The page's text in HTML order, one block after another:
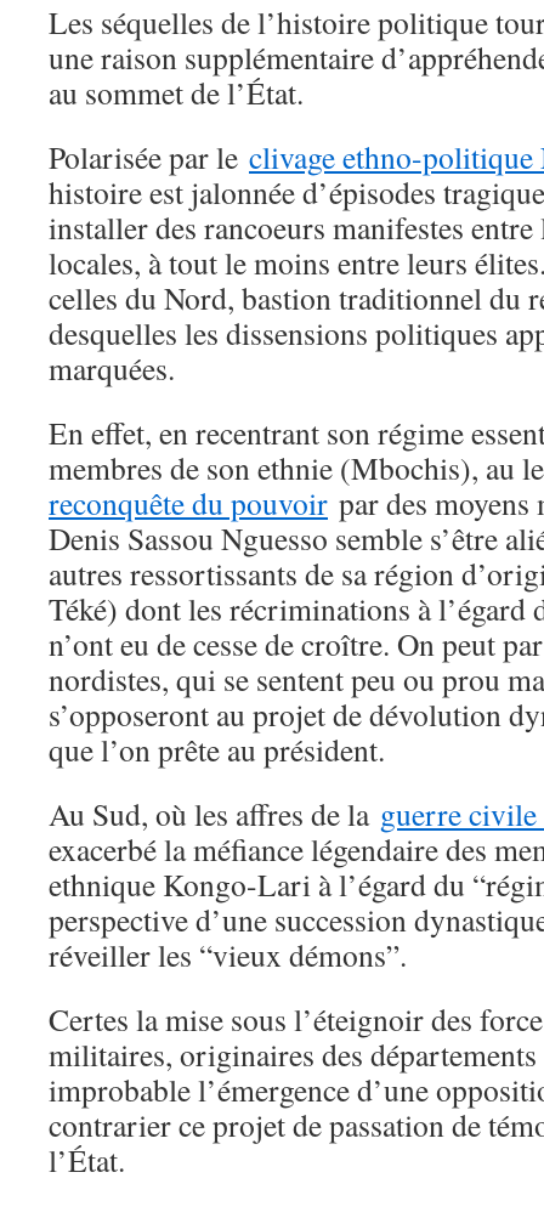
Les séquelles de l’histoire politique
une raison supplémentaire
au sommet de l’État.
Polarisée par le clivage ethno-politique
histoire est jalonnée d’épisodes
installer des rancoeurs manifestes
locales, à tout le moins entre leurs
celles du Nord, bastion traditionnel du
desquelles les dissensions politiques
marquées.
En effet, en recentrant son régime
membres de son ethnie (Mbochis), au
reconquête du pouvoir par des
Denis Sassou Nguesso semble s’être
autres ressortissants de sa région
Téké) dont les récriminations à l’égard
n’ont eu de cesse de croître. On peut
nordistes, qui se sentent peu ou prou
s’opposeront au projet de dévolution
que l’on prête au président.
Au Sud, où les affres de la guerre
exacerbé la méfiance légendaire des
ethnique Kongo-Lari à l’égard du
perspective d’une succession
réveiller les “vieux démons”.
Certes la mise sous l’éteignoir des
militaires, originaires des
improbable l’émergence d’une
contrarier ce projet de passation de
l’État.